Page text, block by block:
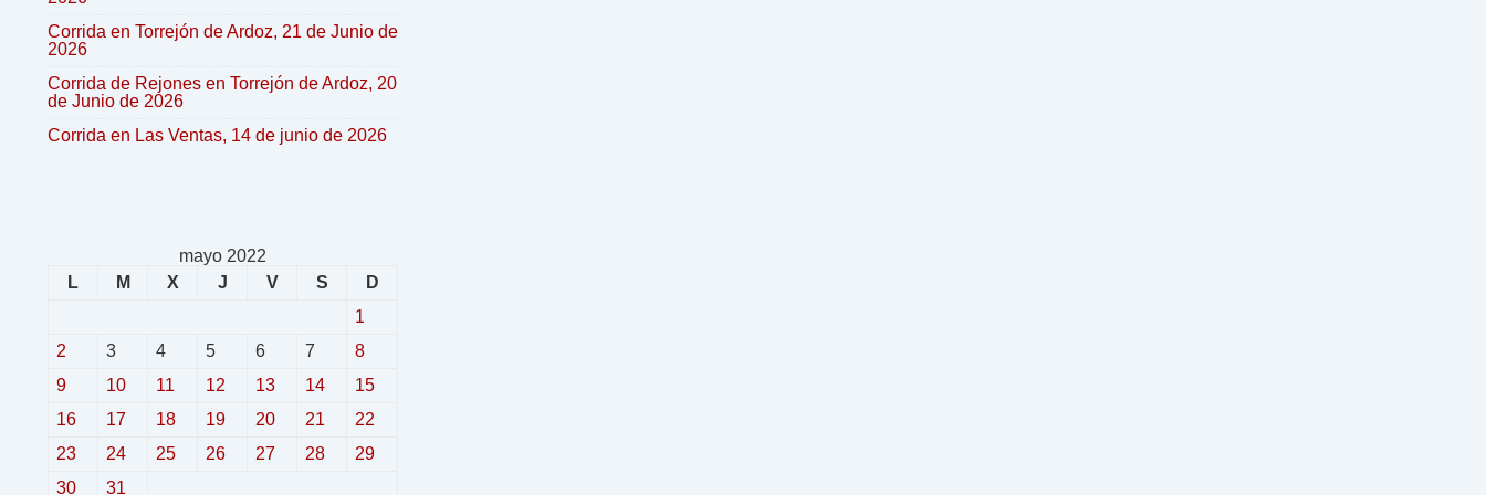
Corrida en Torrejón de Ardoz, 21 de Junio de
2026
Corrida de Rejones en Torrejón de Ardoz, 20
de Junio de 2026
Corrida en Las Ventas, 14 de junio de 2026
mayo 2022
L
M X J V S
D
1
2
3 4 5 6 7
8
9
10 11 12 13 14
15
16
17 18 19 20 21
22
23
24 25 26 27 28
29
30
31